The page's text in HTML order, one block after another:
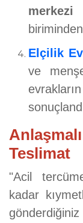
merkezi
Elçilik
ve
Teslimat
"Acil
kadar